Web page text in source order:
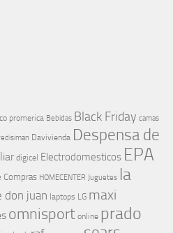
promerica Bebidas Black Friday camas
Davivienda Despensa de
digicel Electrodomesticos EPA
Compras HOMECENTER Juguetes la
don juan laptops LG maxi
omnisport online prado